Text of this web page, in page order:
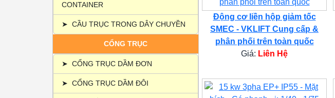
CONTAINER
➤ CẦU TRỤC TRONG DÂY CHUYỀN
CỔNG TRỤC
➤ CỔNG TRỤC DẦM ĐƠN
➤ CỔNG TRỤC DẦM ĐÔI
Động cơ liền hộp giảm tốc
SMEC - VKLIFT Cung cấp &
phân phối trên toàn quốc
Giá: Liên Hệ